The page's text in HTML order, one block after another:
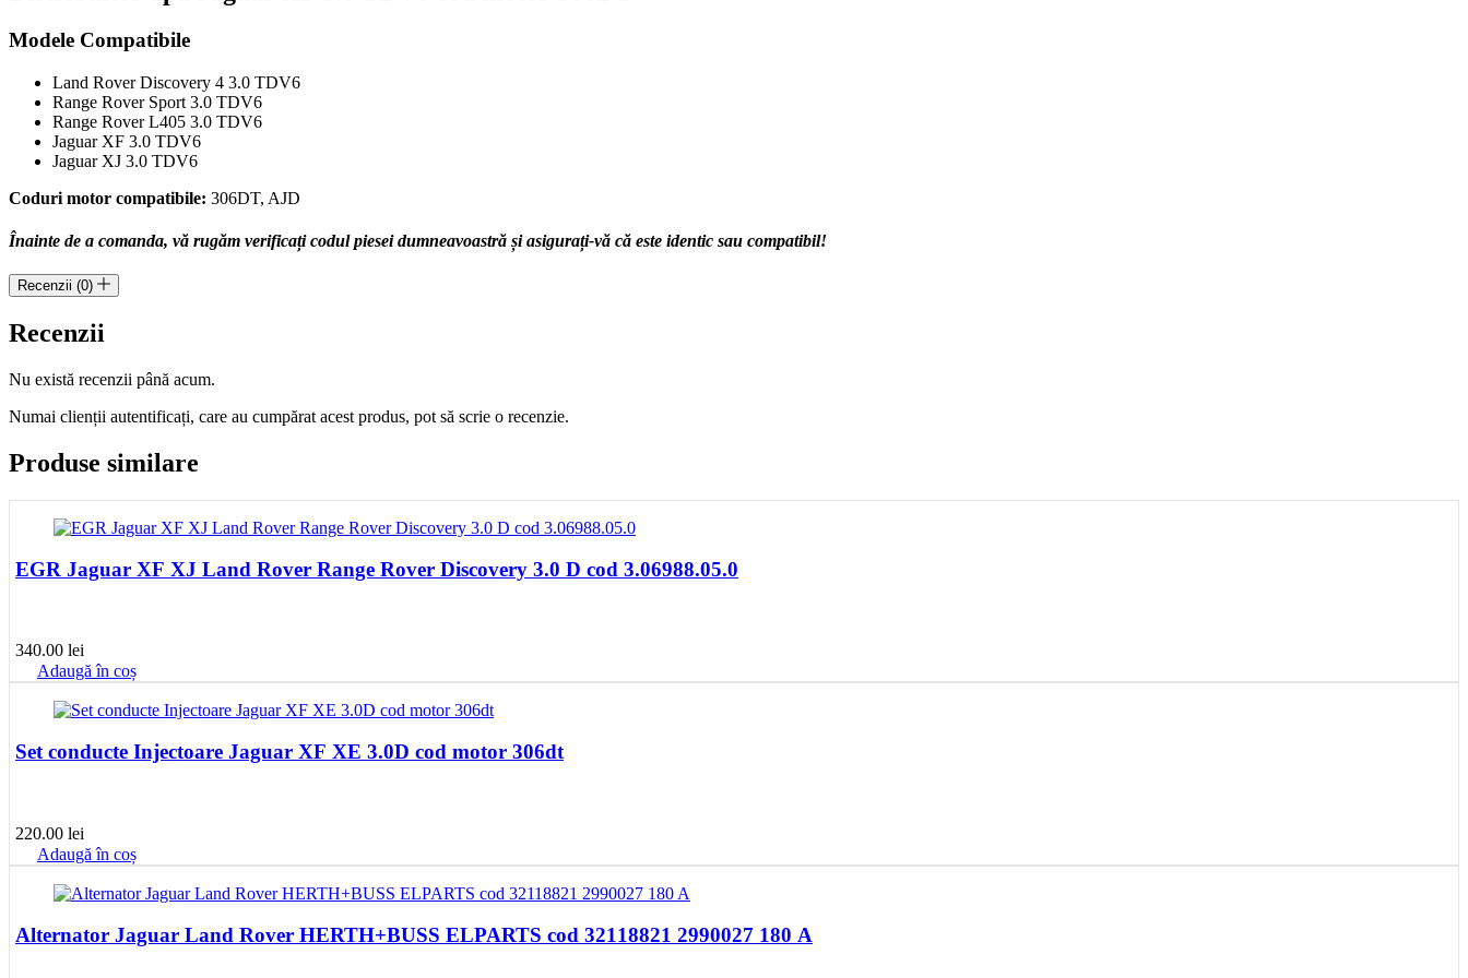
Modele Compatibile
Land Rover Discovery 4 3.0 TDV6
Range Rover Sport 3.0 TDV6
Range Rover L405 3.0 TDV6
Jaguar XF 3.0 TDV6
Jaguar XJ 3.0 TDV6
Coduri motor compatibile: 306DT, AJD
Înainte de a comanda, vă rugăm verificați codul piesei dumneavoastră și asigurați-vă că este identic sau compatibil!
Recenzii (0)
Recenzii
Nu există recenzii până acum.
Numai clienții autentificați, care au cumpărat acest produs, pot să scrie o recenzie.
Produse similare
EGR Jaguar XF XJ Land Rover Range Rover Discovery 3.0 D cod 3.06988.05.0
340.00 lei
Adaugă în coș
Set conducte Injectoare Jaguar XF XE 3.0D cod motor 306dt
220.00 lei
Adaugă în coș
Alternator Jaguar Land Rover HERTH+BUSS ELPARTS cod 32118821 2990027 180 A